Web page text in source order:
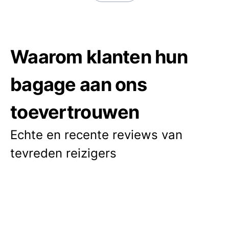
Waarom klanten hun
bagage aan ons
toevertrouwen
Echte en recente reviews van
tevreden reizigers